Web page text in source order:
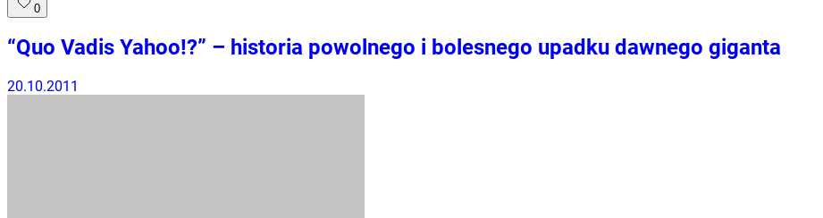
0
“Quo Vadis Yahoo!?” – historia powolnego i bolesnego upadku dawnego giganta
20.10.2011